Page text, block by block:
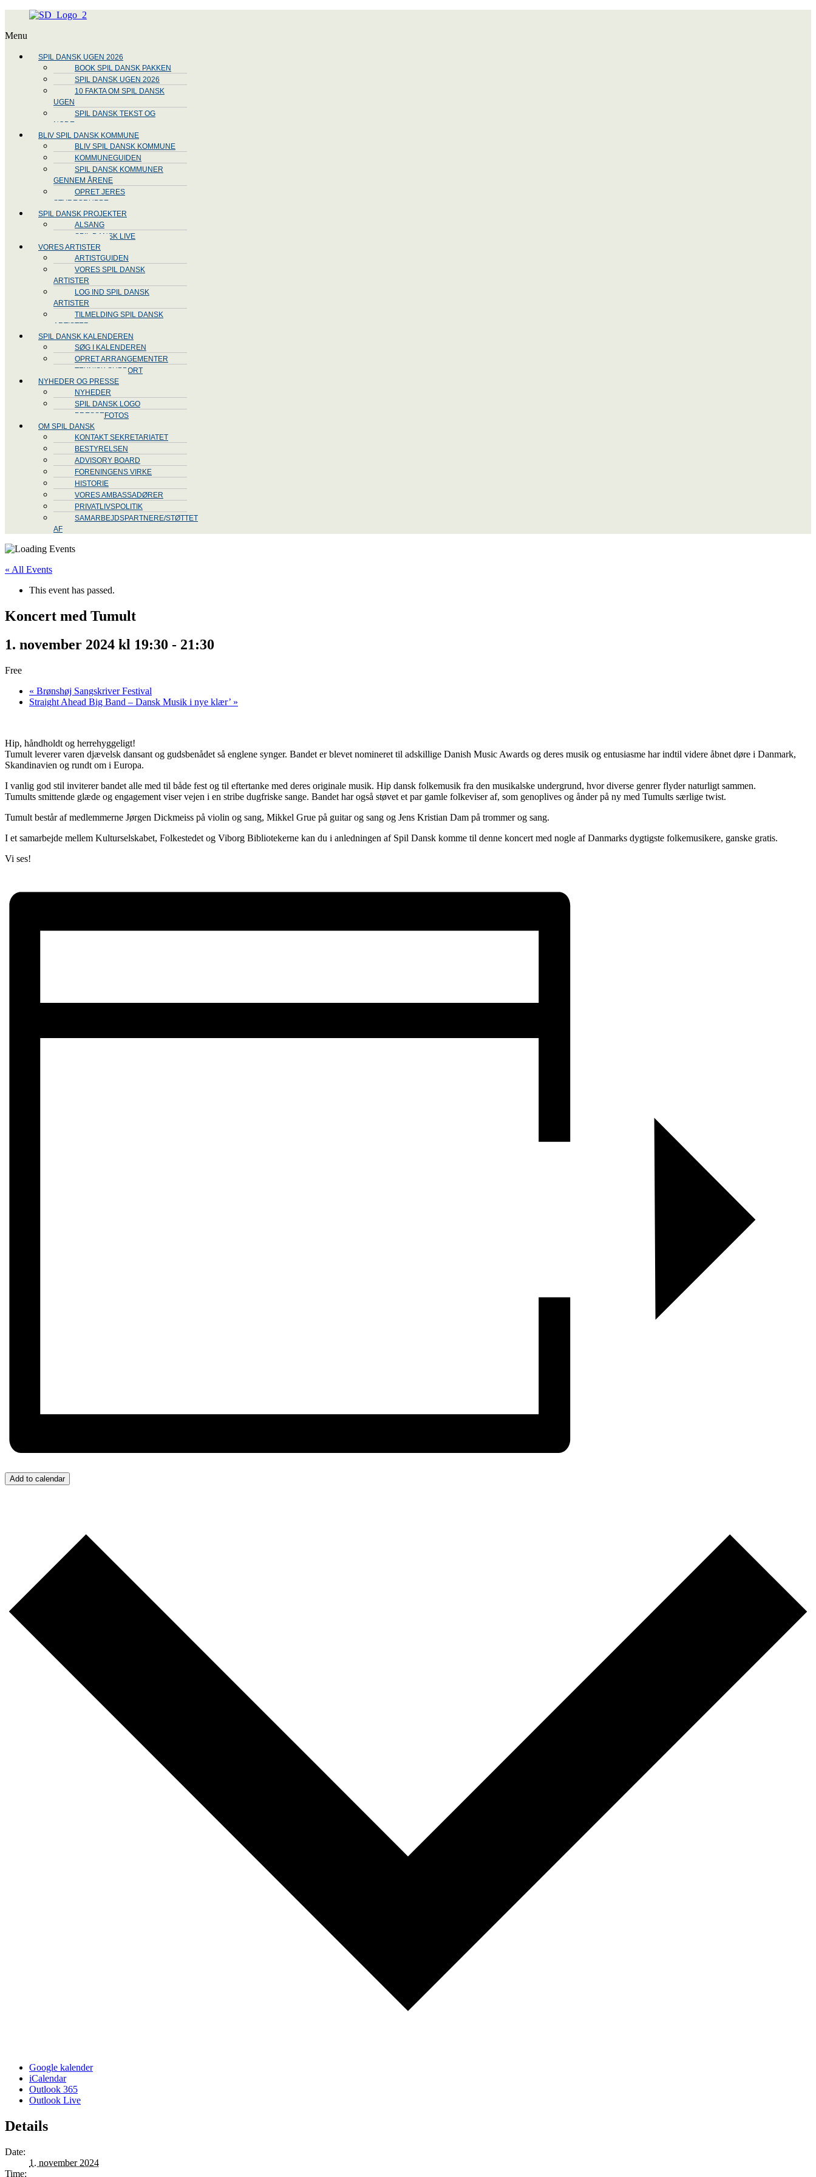
Menu
SPIL DANSK UGEN 2026
BOOK SPIL DANSK PAKKEN
SPIL DANSK UGEN 2026
10 FAKTA OM SPIL DANSK
UGEN
SPIL DANSK TEKST OG
NODE
BLIV SPIL DANSK KOMMUNE
BLIV SPIL DANSK KOMMUNE
KOMMUNEGUIDEN
SPIL DANSK KOMMUNER
GENNEM ÅRENE
OPRET JERES
STYREGRUPPE
SPIL DANSK PROJEKTER
ALSANG
SPIL DANSK LIVE
VORES ARTISTER
ARTISTGUIDEN
VORES SPIL DANSK
ARTISTER
LOG IND SPIL DANSK
ARTISTER
TILMELDING SPIL DANSK
ARTISTER
SPIL DANSK KALENDEREN
SØG I KALENDEREN
OPRET ARRANGEMENTER
TEKNISK SUPPORT
NYHEDER OG PRESSE
NYHEDER
SPIL DANSK LOGO
PRESSEFOTOS
OM SPIL DANSK
KONTAKT SEKRETARIATET
BESTYRELSEN
ADVISORY BOARD
FORENINGENS VIRKE
HISTORIE
VORES AMBASSADØRER
PRIVATLIVSPOLITIK
SAMARBEJDSPARTNERE/STØTTET
AF
« All Events
This event has passed.
Koncert med Tumult
1. november 2024 kl 19:30 - 21:30
Free
« Brønshøj Sangskriver Festival
Straight Ahead Big Band – Dansk Musik i nye klær’ »
Hip, håndholdt og herrehyggeligt!
Tumult leverer varen djævelsk dansant og gudsbenådet så englene synger. Bandet er blevet nomineret til adskillige Danish Music Awards og deres musik og entusiasme har indtil videre åbnet døre i Danmark,
Skandinavien og rundt om i Europa.
I vanlig god stil inviterer bandet alle med til både fest og til eftertanke med deres originale musik. Hip dansk folkemusik fra den musikalske undergrund, hvor diverse genrer flyder naturligt sammen.
Tumults smittende glæde og engagement viser vejen i en stribe dugfriske sange. Bandet har også støvet et par gamle folkeviser af, som genoplives og ånder på ny med Tumults særlige twist.
Tumult består af medlemmerne Jørgen Dickmeiss på violin og sang, Mikkel Grue på guitar og sang og Jens Kristian Dam på trommer og sang.
I et samarbejde mellem Kulturselskabet, Folkestedet og Viborg Bibliotekerne kan du i anledningen af Spil Dansk komme til denne koncert med nogle af Danmarks dygtigste folkemusikere, ganske gratis.
Vi ses!
Add to calendar
Google kalender
iCalendar
Outlook 365
Outlook Live
Details
Date:
1. november 2024
Time: